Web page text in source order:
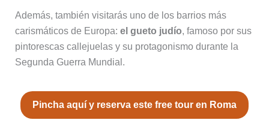
Además, también visitarás uno de los barrios más
carismáticos de Europa: el gueto judío, famoso por sus
pintorescas callejuelas y su protagonismo durante la
Segunda Guerra Mundial.
Pincha aquí y reserva este free tour en Roma